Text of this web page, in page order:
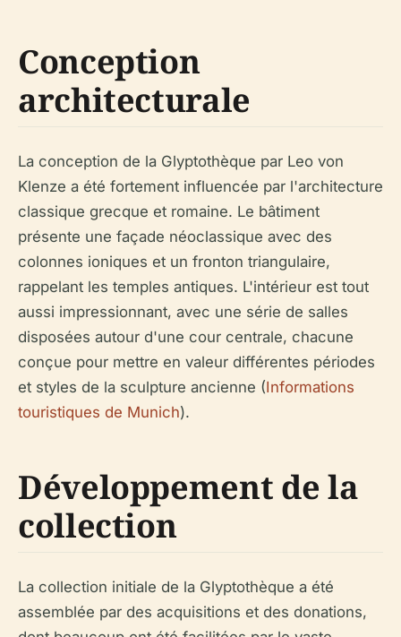
Conception
architecturale
La conception de la Glyptothèque par Leo von
Klenze a été fortement influencée par l'architecture
classique grecque et romaine. Le bâtiment
présente une façade néoclassique avec des
colonnes ioniques et un fronton triangulaire,
rappelant les temples antiques. L'intérieur est tout
aussi impressionnant, avec une série de salles
disposées autour d'une cour centrale, chacune
conçue pour mettre en valeur différentes périodes
et styles de la sculpture ancienne (Informations
touristiques de Munich).
Développement de la
collection
La collection initiale de la Glyptothèque a été
assemblée par des acquisitions et des donations,